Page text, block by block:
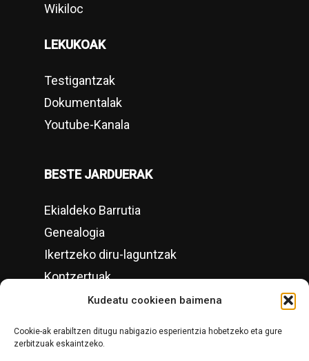
Kudeatu cookieen baimena
Cookie-ak erabiltzen ditugu nabigazio esperientzia hobetzeko eta gure
zerbitzuak eskaintzeko.
Wikiloc
LEKUKOAK
Testigantzak
Dokumentalak
Youtube-Kanala
BESTE JARDUERAK
Ekialdeko Barrutia
Genealogia
Ikertzeko diru-laguntzak
Kontzertuak
Kultur asteak